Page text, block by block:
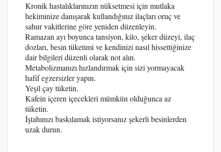
Kronik hastalıklarınızın nüksetmesi için mutlaka
hekiminize danışarak kullandığınız ilaçları oruç ve
sahur vakitlerine göre yeniden düzenleyin.
Ramazan ayı boyunca tansiyon, kilo, şeker düzeyi, ilaç
dozları, besin tüketimi ve kendinizi nasıl hissettiğinize
dair bilgileri düzenli olarak not alın.
Metabolizmanızı hızlandırmak için sizi yormayacak
hafif egzersizler yapın.
Yeşil çay tüketin.
Kafein içeren içecekleri mümkün olduğunca az
tüketin.
İştahınızı baskılamak istiyorsanız şekerli besinlerden
uzak durun.